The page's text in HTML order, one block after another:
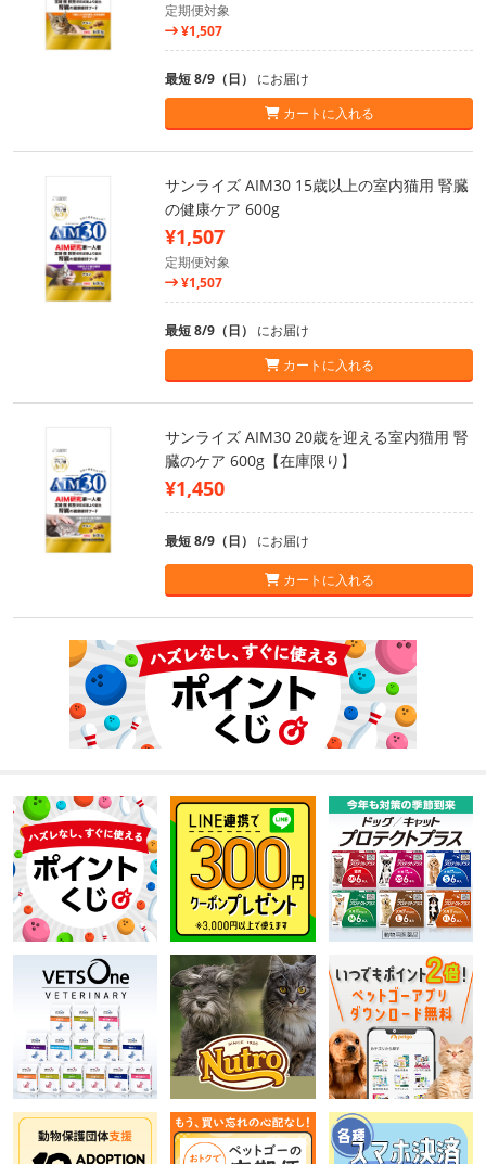
定期便対象
¥1,507
最短 8/9（日） にお届け
カートに入れる
サンライズ AIM30 15歳以上の室内猫用 腎臓
の健康ケア 600g
¥1,507
定期便対象
¥1,507
最短 8/9（日） にお届け
カートに入れる
サンライズ AIM30 20歳を迎える室内猫用 腎
臓のケア 600g【在庫限り】
¥1,450
最短 8/9（日） にお届け
カートに入れる